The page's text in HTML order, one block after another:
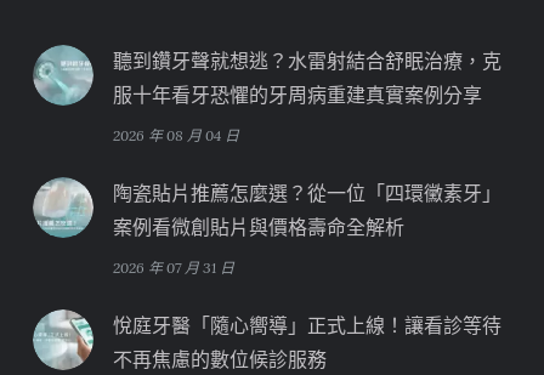
聽到鑽牙聲就想逃？水雷射結合舒眠治療，克
服十年看牙恐懼的牙周病重建真實案例分享
2026 年 08 月 04 日
陶瓷貼片推薦怎麼選？從一位「四環黴素牙」
案例看微創貼片與價格壽命全解析
2026 年 07 月 31 日
悅庭牙醫「隨心嚮導」正式上線！讓看診等待
不再焦慮的數位候診服務